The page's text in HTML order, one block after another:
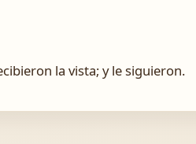
la vista; y le siguieron.